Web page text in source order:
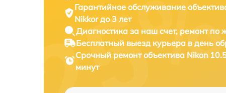
Гарантийное обслуживание
Nikkor до 3 лет
Диагностика за наш счет, ремонт по
Бесплатный выезд курьера в день
Срочный ремонтобъектива Nikon
минут